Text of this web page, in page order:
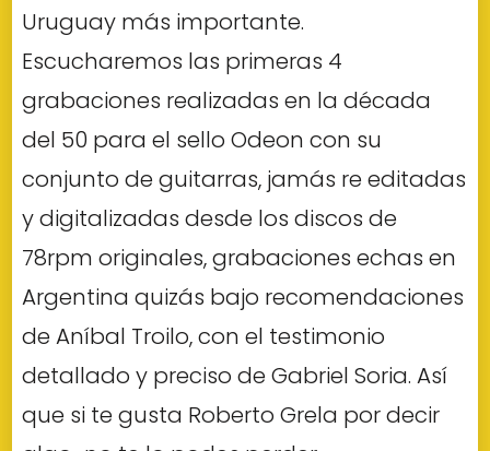
Uruguay más importante.
Escucharemos las primeras 4
grabaciones realizadas en la década
del 50 para el sello Odeon con su
conjunto de guitarras, jamás re editadas
y digitalizadas desde los discos de
78rpm originales, grabaciones echas en
Argentina quizás bajo recomendaciones
de Aníbal Troilo, con el testimonio
detallado y preciso de Gabriel Soria. Así
que si te gusta Roberto Grela por decir